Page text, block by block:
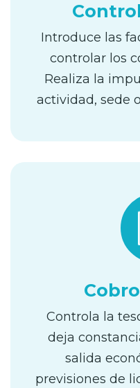
Introduce las
controlar los
Realiza la
actividad, sede
Controla la
deja
salida
previsiones de